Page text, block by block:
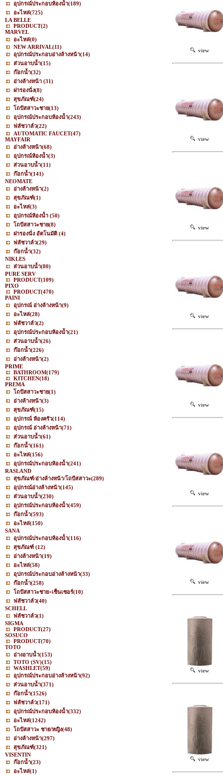
อุปกรณ์ประกอบห้องน้ำ(189)
อะไหล่(725)
LA BELLE
PRODUCT(2)
MARVEL
อะไหล่(0)
NEW ARRIVAL(11)
อุปกรณ์ประกอบอ่างล้างหน้า(14)
ส่วนอาบน้ำ(15)
ก๊อกน้ำ(32)
อ่างล้างหน้า (31)
ฝารองนั่ง(8)
สุขภัณฑ์(24)
โถปัสสาวะชาย(13)
อุปกรณ์ประกอบห้องน้ำ(243)
ฟลัชวาล์ว(22)
AUTOMATIC FAUCET(47)
MAYFAIR
อ่างล้างหน้า(68)
อุปกรณ์ห้องน้ำ(3)
ส่วนอาบน้ำ(11)
ก๊อกน้ำ(141)
NEOMATE
อ่างล้างหน้า(2)
สุขภัณฑ์(1)
อะไหล่(3)
อุปกรณ์ห้องน้ำ (50)
โถปัสสาวะชาย(8)
ฝารองนั่ง อัตโนมัติ (4)
ฟลัชวาล์ว(29)
ก๊อกน้ำ(32)
NIKLES
ส่วนอาบน้ำ(80)
PURE SERV
PRODUCT(109)
PIXO
PRODUCT(470)
PAINI
อุปกรณ์ อ่างล้างหน้า(9)
อะไหล่(28)
ฟลัชวาล์ว(2)
อุปกรณ์ประกอบห้องน้ำ(21)
ส่วนอาบน้ำ(26)
ก๊อกน้ำ(226)
อ่างล้างหน้า(2)
PRIME
BATHROOM(179)
KITCHEN(18)
PREMA
โถปัสสาวะชาย(1)
อ่างล้างหน้า(3)
สุขภัณฑ์(15)
อุปกรณ์ ห้องครัว(114)
อุปกรณ์ อ่างล้างหน้า(71)
ส่วนอาบน้ำ(61)
ก๊อกน้ำ(161)
อะไหล่(156)
อุปกรณ์ประกอบห้องน้ำ(241)
RASLAND
สุขภัณฑ์/อ่างล้างหน้า/โถปัสสาวะ(289)
อุปกรณ์อ่างล้างหน้า(145)
ส่วนอาบน้ำ(230)
อุปกรณ์ประกอบห้องน้ำ(459)
ก๊อกน้ำ(593)
อะไหล่(150)
SANA
อุปกรณ์ประกอบห้องน้ำ(116)
สุขภัณฑ์ (12)
อ่างล้างหน้า(19)
อะไหล่(58)
อุปกรณ์ประกอบอ่างล้างหน้า(33)
ก๊อกน้ำ(258)
โถปัสสาวะชาย+เซ็นเซอร์(10)
ฟลัชวาล์ว(40)
SCHELL
ฟลัชวาล์ว(1)
SIGMA
PRODUCT(27)
SOSUCO
PRODUCT(70)
TOTO
อ่างอาบน้ำ(153)
TOTO (SV)(15)
WASHLET(59)
อุปกรณ์ประกอบอ่างล้างหน้า(92)
ส่วนอาบน้ำ(371)
ก๊อกน้ำ(1526)
ฟลัชวาล์ว(171)
อุปกรณ์ประกอบห้องน้ำ(332)
อะไหล่(1242)
โถปัสสาวะ ชาย/หญิง(48)
อ่างล้างหน้า(297)
สุขภัณฑ์(321)
VISENTIN
ก๊อกน้ำ(23)
อะไหล่(1)
view
view
view
view
view
view
view
view
view